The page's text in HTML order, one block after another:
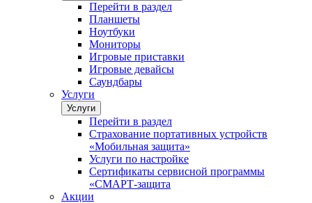
Перейти в раздел
Планшеты
Ноутбуки
Мониторы
Игровые приставки
Игровые девайсы
Саундбары
Услуги
Услуги
Перейти в раздел
Страхование портативных устройств
«Мобильная защита»
Услуги по настройке
Сертификаты сервисной программы
«СМАРТ-защита
Акции